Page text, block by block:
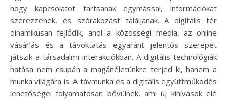
hogy kapcsolatot tartsanak egymással, információkat
szerezzenek, és szórakozást találjanak. A digitális tér
dinamikusan fejlődik, ahol a közösségi média, az online
vásárlás és a távoktatás egyaránt jelentős szerepet
játszik a társadalmi interakciókban. A digitális technológiák
hatása nem csupán a magánéletünkre terjed ki, hanem a
munka világára is. A távmunka és a digitális együttműködés
lehetőségei folyamatosan bővülnek, ami új kihívások elé